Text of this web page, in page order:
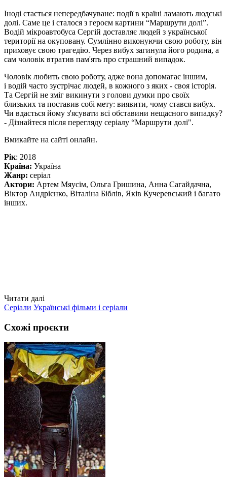
Іноді стається непередбачуване: події в країні ламають людські
долі. Саме це і сталося з героєм картини “Маршрути долі”.
Водій мікроавтобуса Сергій доставляє людей з української
території на окуповану. Сумлінно виконуючи свою роботу, він
приховує свою трагедію. Через вибух загинула його родина, а
сам чоловік втратив пам'ять про страшний випадок.
Чоловік любить свою роботу, адже вона допомагає іншим,
і водій часто зустрічає людей, в кожного з яких - своя історія.
Та Сергій не зміг викинути з голови думки про своїх
близьких та поставив собі мету: виявити, чому стався вибух.
Чи вдасться йому з'ясувати всі обставини нещасного випадку?
- Дізнайтеся після перегляду серіалу “Маршрути долі".
Вмикайте на сайті онлайн.
Рік: 2018
Країна: Україна
Жанр: серіал
Актори: Артем Мяусім, Ольга Гришина, Анна Сагайдачна,
Віктор Андрієнко, Віталіна Біблів, Яків Кучеревський і багато
інших.
Читати далі
Серіали Українські фільми і серіали
Схожі проєкти